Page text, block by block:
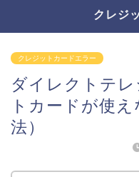
クレジ
クレジットカードエラー
ダイレクトテ
トカードが使
法）